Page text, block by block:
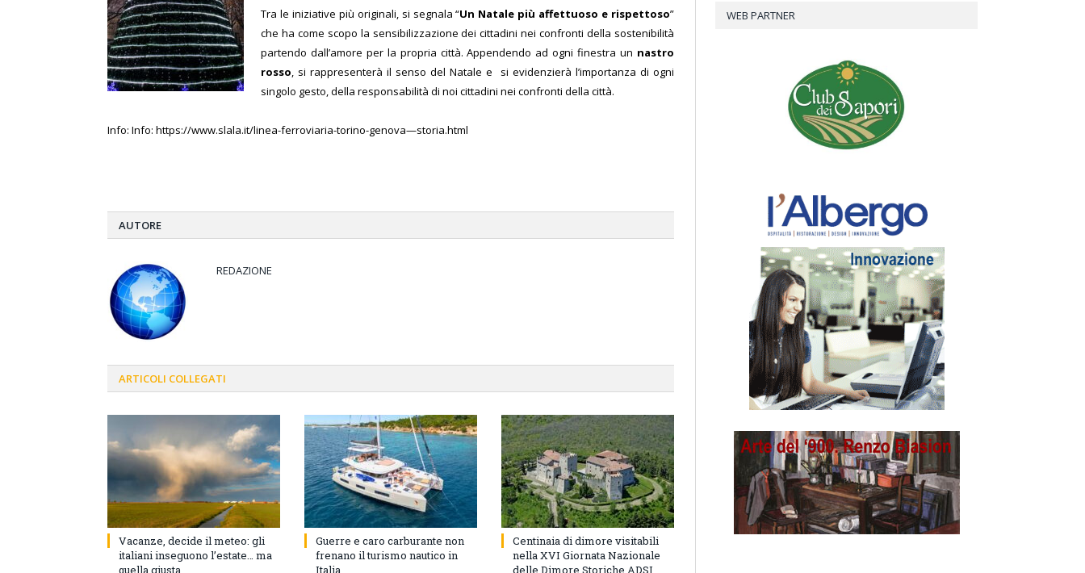
Tra le iniziative più originali, si segnala “Un Natale più affettuoso e rispettoso”
che ha come scopo la sensibilizzazione dei cittadini nei confronti della sostenibilità
partendo dall’amore per la propria città. Appendendo ad ogni finestra un nastro
rosso, si rappresenterà il senso del Natale e si evidenzierà l’importanza di ogni
singolo gesto, della responsabilità di noi cittadini nei confronti della città.
Info: Info: https://www.slala.it/linea-ferroviaria-torino-genova—storia.html
AUTORE
REDAZIONE
ARTICOLI COLLEGATI
Vacanze, decide il meteo: gli
italiani inseguono l’estate… ma
quella giusta
Guerre e caro carburante non
frenano il turismo nautico in
Italia
Centinaia di dimore visitabili
nella XVI Giornata Nazionale
delle Dimore Storiche ADSI
WEB PARTNER